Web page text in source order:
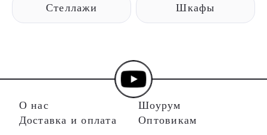
Стеллажи Шкафы
О нас
Доставка и оплата
Шоурум
Оптовикам